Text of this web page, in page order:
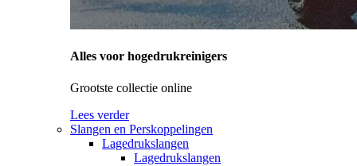
Alles voor hogedrukreinigers
Grootste collectie online
Lees verder
Slangen en Perskoppelingen
Lagedrukslangen
Lagedrukslangen